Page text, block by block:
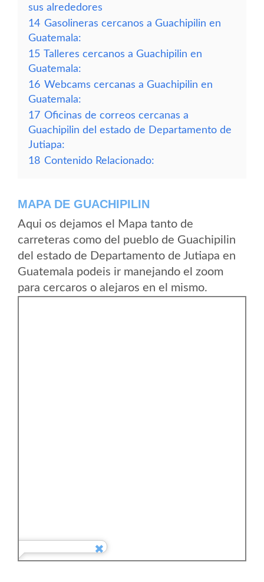
sus alrededores
14 Gasolineras cercanos a Guachipilin en
Guatemala:
15 Talleres cercanos a Guachipilin en
Guatemala:
16 Webcams cercanas a Guachipilin en
Guatemala:
17 Oficinas de correos cercanas a
Guachipilin del estado de Departamento de
Jutiapa:
18 Contenido Relacionado:
MAPA DE GUACHIPILIN
Aqui os dejamos el Mapa tanto de
carreteras como del pueblo de Guachipilin
del estado de Departamento de Jutiapa en
Guatemala podeis ir manejando el zoom
para cercaros o alejaros en el mismo.